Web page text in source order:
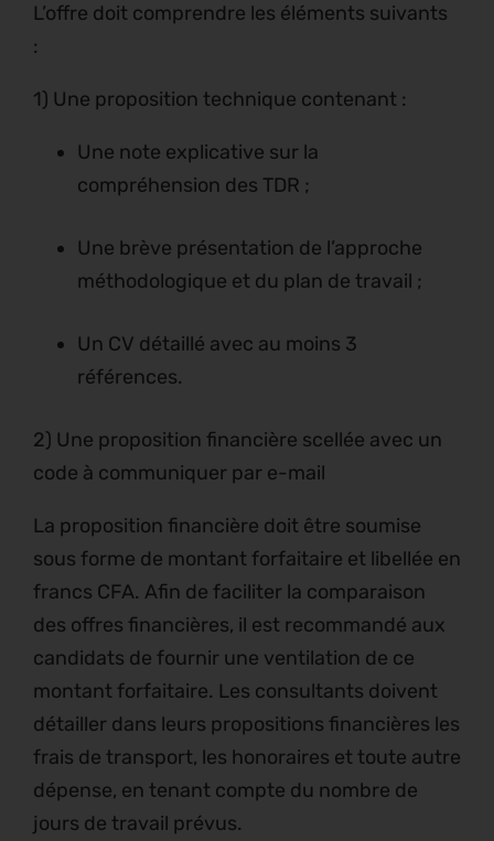
L’offre doit comprendre les éléments suivants
:
1) Une proposition technique contenant :
Une note explicative sur la
compréhension des TDR ;
Une brève présentation de l’approche
méthodologique et du plan de travail ;
Un CV détaillé avec au moins 3
références.
2) Une proposition financière scellée avec un
code à communiquer par e-mail
La proposition financière doit être soumise
sous forme de montant forfaitaire et libellée en
francs CFA. Afin de faciliter la comparaison
des offres financières, il est recommandé aux
candidats de fournir une ventilation de ce
montant forfaitaire. Les consultants doivent
détailler dans leurs propositions financières les
frais de transport, les honoraires et toute autre
dépense, en tenant compte du nombre de
jours de travail prévus.